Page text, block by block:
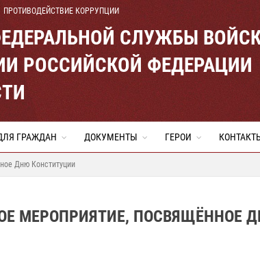
ПРОТИВОДЕЙСТВИЕ КОРРУПЦИИ
СЛУЖБЫ
РОССИЙСКОЙ ФЕДЕРАЦИИ
ГРАЖДАН ДОКУМЕНТЫ ГЕРОИ
Дню Конституции
МЕРОПРИЯТИЕ, ПОСВЯЩЁННОЕ